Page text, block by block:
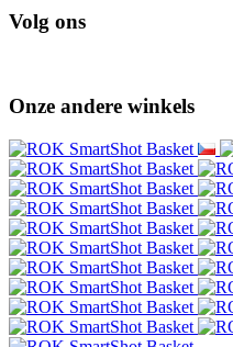
Volg ons
Onze andere winkels